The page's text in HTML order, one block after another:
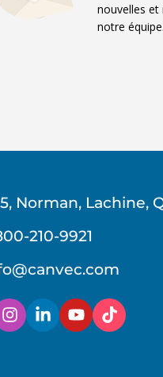
nouvelles et
notre équipe.
Norman, Lachine,
210-9921